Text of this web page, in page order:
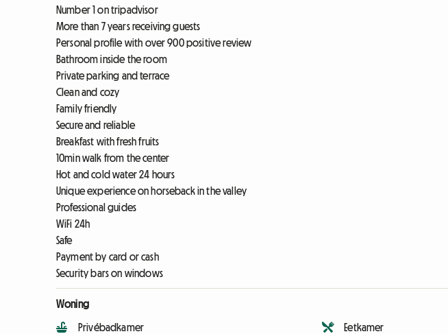
Number 1 on tripadvisor
More than 7 years receiving guests
Personal profile with over 900 positive review
Bathroom inside the room
Private parking and terrace
Clean and cozy
Family friendly
Secure and reliable
Breakfast with fresh fruits
10min walk from the center
Hot and cold water 24 hours
Unique experience on horseback in the valley
Professional guides
WiFi 24h
Safe
Payment by card or cash
Security bars on windows
Woning
Privébadkamer
Eetkamer